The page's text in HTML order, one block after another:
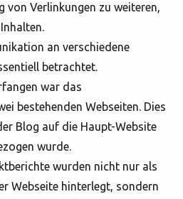
von Verlinkungen zu weiteren,
an verschiedene
betrachtet.
war das
bestehenden Webseiten. Dies
Blog auf die Haupt-Website
wurde.
wurden nicht nur als
Webseite hinterlegt, sondern